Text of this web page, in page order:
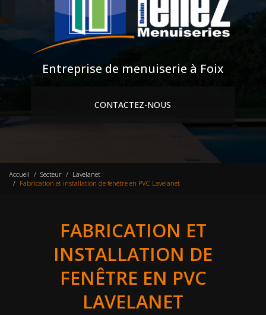
Entreprise de menuiserie à Foix
CONTACTEZ-NOUS
Accueil Secteur
Lavelanet
Fabrication et installation de fenêtre en PVC Lavelanet
FABRICATION ET
INSTALLATION DE
FENÊTRE EN PVC
LAVELANET